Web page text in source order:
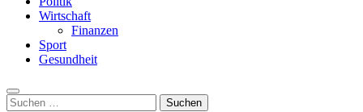
Wirtschaft
Finanzen
Sport
Gesundheit
Suchen